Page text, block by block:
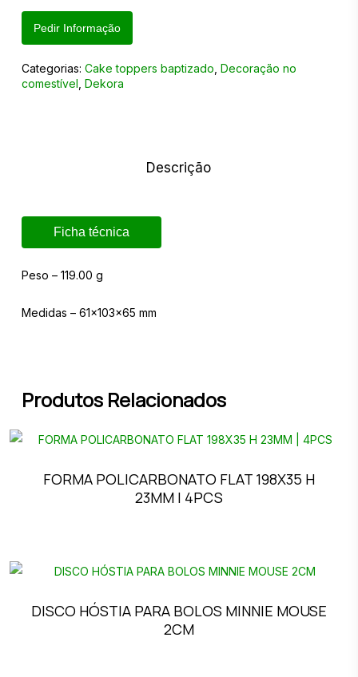
Pedir Informação
Categorias: Cake toppers baptizado Decoração no
comestível Dekora
Descrição
Ficha técnica
Peso – 119.00 g
Medidas – 61x103x65 mm
Produtos Relacionados
FORMA POLICARBONATO FLAT 198X35 H
23MM | 4PCS
DISCO HÓSTIA PARA BOLOS MINNIE MOUSE
2CM